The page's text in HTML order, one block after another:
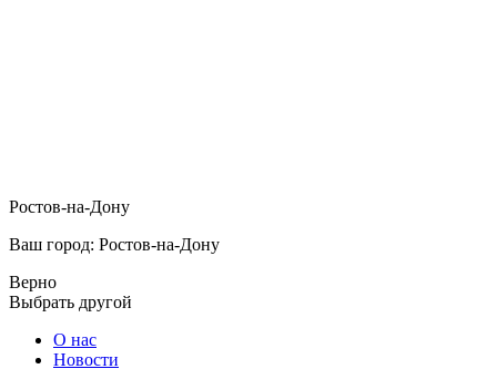
Ростов-на-Дону
Ваш город: Ростов-на-Дону
Верно
Выбрать другой
О нас
Новости